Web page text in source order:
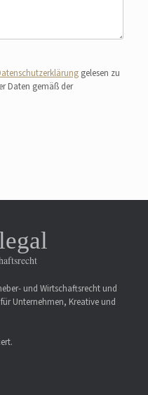
gelesen zu
Daten gemäß der
und Wirtschaftsrecht und
Unternehmen, Kreative und